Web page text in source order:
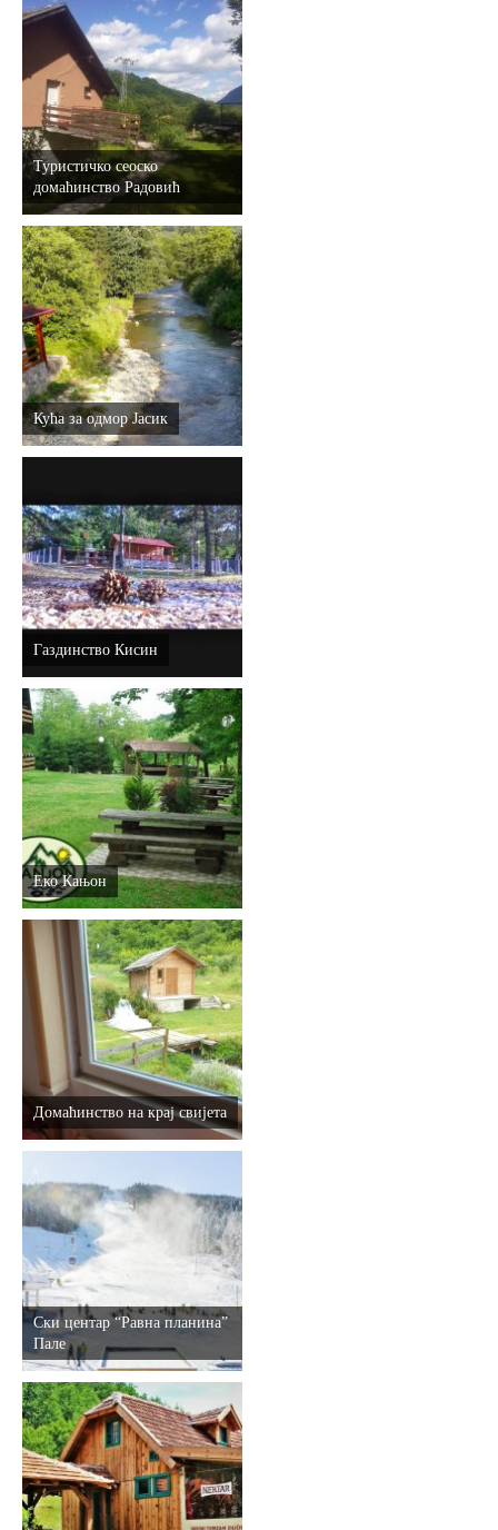
Туристичко сеоско
домаћинство Радовић
Кућа за одмор Јасик
Газдинство Кисин
Еко Кањон
Домаћинство на крај свијета
Ски центар “Равна планина”
Пале